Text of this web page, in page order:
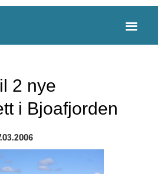
2 nye
i Bjoafjorden